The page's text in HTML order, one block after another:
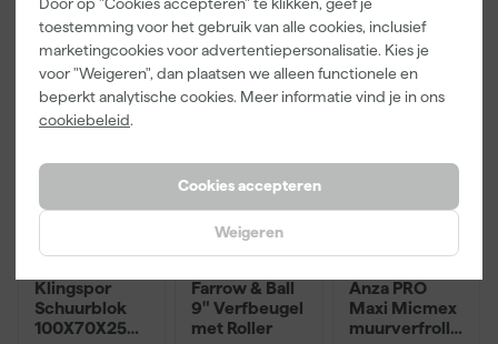
toestemming voor het gebruik van alle cookies, inclusief
marketingcookies voor advertentiepersonalisatie. Kies je
voor "Weigeren", dan plaatsen we alleen functionele en
beperkt analytische cookies. Meer informatie vind je in ons
cookiebeleid.
Cookies accepteren
Weigeren
incl. BTW incl. BTW incl. BTW
Klingspor
Schuurblok
100X70X25m
Farrow & Ball
9" Verfbeugel
met Roller
Anza PRO
Maxi Micmex
muurverfrolle